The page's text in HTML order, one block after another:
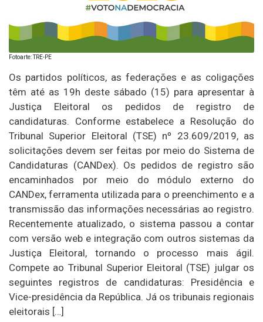
Fotoarte: TRE-PE
Os partidos políticos, as federações e as coligações
têm até as 19h deste sábado (15) para apresentar à
Justiça Eleitoral os pedidos de registro de
candidaturas. Conforme estabelece a Resolução do
Tribunal Superior Eleitoral (TSE) nº 23.609/2019, as
solicitações devem ser feitas por meio do Sistema de
Candidaturas (CANDex). Os pedidos de registro são
encaminhados por meio do módulo externo do
CANDex, ferramenta utilizada para o preenchimento e a
transmissão das informações necessárias ao registro.
Recentemente atualizado, o sistema passou a contar
com versão web e integração com outros sistemas da
Justiça Eleitoral, tornando o processo mais ágil.
Compete ao Tribunal Superior Eleitoral (TSE) julgar os
seguintes registros de candidaturas: Presidência e
Vice-presidência da República. Já os tribunais regionais
eleitorais […]